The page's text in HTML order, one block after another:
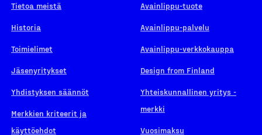
Tietoa meistä
Historia
Toimielimet
Jäsenyritykset
Yhdistyksen säännöt
Merkkien kriteerit ja
käyttöehdot
Avainlippu-tuote
Avainlippu-palvelu
Avainlippu-verkkokauppa
Design from Finland
Yhteiskunnallinen yritys -
merkki
Vuosimaksu